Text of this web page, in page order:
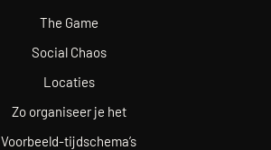
The Game
Social Chaos
Locaties
Zo organiseer je het
Voorbeeld-tijdschema’s